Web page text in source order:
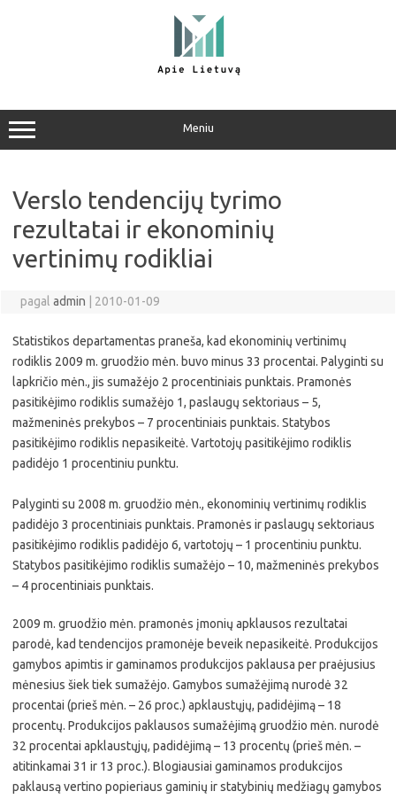
Meniu
Verslo tendencijų tyrimo
rezultatai ir ekonominių
vertinimų rodikliai
pagal admin 2010-01-09
Statistikos departamentas praneša, kad ekonominių vertinimų
rodiklis 2009 m. gruodžio mėn. buvo minus 33 procentai. Palyginti su
lapkričio mėn., jis sumažėjo 2 procentiniais punktais. Pramonės
pasitikėjimo rodiklis sumažėjo 1, paslaugų sektoriaus – 5,
mažmeninės prekybos – 7 procentiniais punktais. Statybos
pasitikėjimo rodiklis nepasikeitė. Vartotojų pasitikėjimo rodiklis
padidėjo 1 procentiniu punktu.
Palyginti su 2008 m. gruodžio mėn., ekonominių vertinimų rodiklis
padidėjo 3 procentiniais punktais. Pramonės ir paslaugų sektoriaus
pasitikėjimo rodiklis padidėjo 6, vartotojų – 1 procentiniu punktu.
Statybos pasitikėjimo rodiklis sumažėjo – 10, mažmeninės prekybos
– 4 procentiniais punktais.
2009 m. gruodžio mėn. pramonės įmonių apklausos rezultatai
parodė, kad tendencijos pramonėje beveik nepasikeitė. Produkcijos
gamybos apimtis ir gaminamos produkcijos paklausa per praėjusius
mėnesius šiek tiek sumažėjo. Gamybos sumažėjimą nurodė 32
procentai (prieš mėn. – 26 proc.) apklaustųjų, padidėjimą – 18
procentų. Produkcijos paklausos sumažėjimą gruodžio mėn. nurodė
32 procentai apklaustųjų, padidėjimą – 13 procentų (prieš mėn. –
atitinkamai 31 ir 13 proc.). Blogiausiai gaminamos produkcijos
paklausą vertino popieriaus gaminių ir statybinių medžiagų gamybos